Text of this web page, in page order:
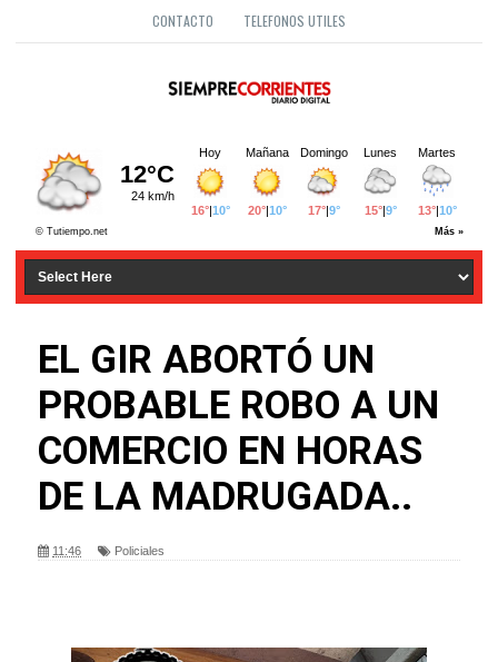
CONTACTO TELEFONOS UTILES
EL GIR ABORTÓ UN
PROBABLE ROBO A UN
COMERCIO EN HORAS
DE LA MADRUGADA..
11:46 Policiales